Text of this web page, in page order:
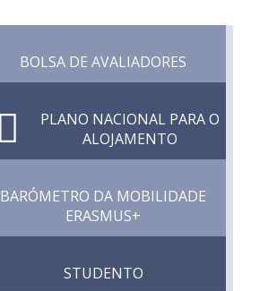
BOLSA DE AVALIADORES
PLANO NACIONAL PARA O
ALOJAMENTO
BARÓMETRO DA MOBILIDADE
ERASMUS+
STUDENTO